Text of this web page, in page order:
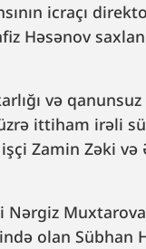
icraçı
Həsənov
və
ittiham irəli
Zamin Zəki
Nərgiz
olan Sübhan